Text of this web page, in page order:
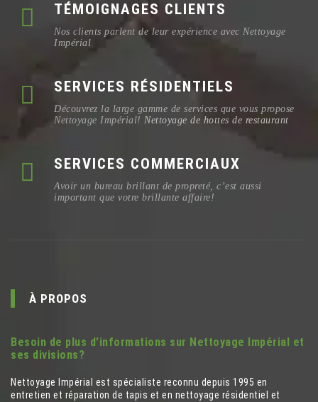
TÉMOIGNAGES CLIENTS
Nos clients parlent de leur expérience avec Nettoyage
Impérial
SERVICES RÉSIDENTIELS
Découvrez la large gamme de services que vous propose
Nettoyage Impérial! Nettoyage de hottes de restaurant
SERVICES COMMERCIAUX
Avoir un bureau brillant de propreté, c’est aussi
important que votre brillante affaire!
À PROPOS
Besoin de plus d’informations sur Nettoyage Impérial et
ses divisions?
Nettoyage Impérial est spécialiste reconnu depuis 1995 en
entretien et réparation de tapis et en nettoyage résidentiel et